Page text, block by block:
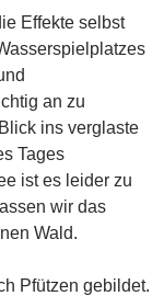
Effekte selbst
an zu
ins verglaste
Tages
ist es leider zu
wir das
Wald.
Pfützen gebildet.